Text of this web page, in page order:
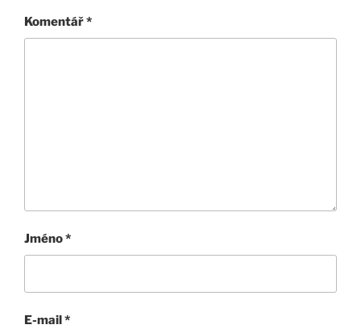
Komentář*
Jméno*
E-mail*